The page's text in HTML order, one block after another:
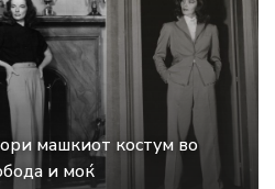
машкиот костум во
и моќ